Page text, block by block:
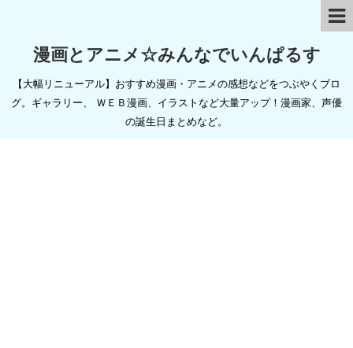
漫画とアニメ☆みんなでいんぱるす
【大幅リニューアル】おすすめ漫画・アニメの感想などをつぶやくブロ
グ。ギャラリー、 ＷＥＢ漫画、イラストなど大量アップ！漫画家、声優
の誕生日まとめなど。